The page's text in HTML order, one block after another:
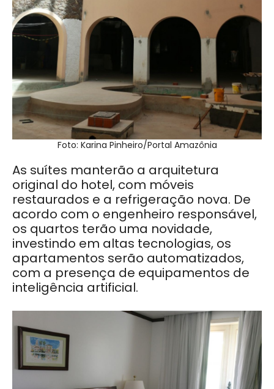
Foto: Karina Pinheiro/Portal Amazônia
As suítes manterão a arquitetura
original do hotel, com móveis
restaurados e a refrigeração nova. De
acordo com o engenheiro responsável,
os quartos terão uma novidade,
investindo em altas tecnologias, os
apartamentos serão automatizados,
com a presença de equipamentos de
inteligência artificial.